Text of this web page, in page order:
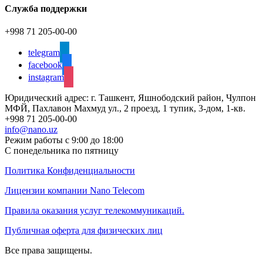
Служба поддержки
+998 71 205-00-00
telegram
facebook
instagram
Юридический адрес: г. Ташкент, Яшнободский район, Чулпон
МФЙ, Пахлавон Махмуд ул., 2 проезд, 1 тупик, 3-дом, 1-кв.
+998 71 205-00-00
info@nano.uz
Режим работы с 9:00 до 18:00
С понедельника по пятницу
Политика Конфиденциальности
Лицензии компании Nano Telecom
Правила оказания услуг телекоммуникаций.
Публичная оферта для физических лиц
Все права защищены.